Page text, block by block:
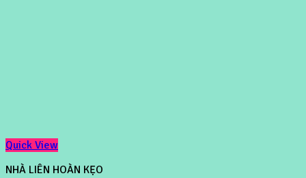
Quick View
NHÀ LIÊN HOÀN KẸO